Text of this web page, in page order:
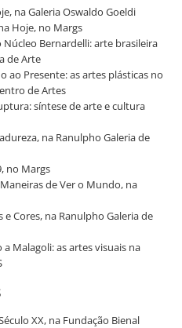
na Galeria Oswaldo Goeldi
Hoje, no Margs
Núcleo Bernardelli: arte brasileira
de Arte
ao Presente: as artes plásticas no
de Artes
síntese de arte e cultura
na Ranulpho Galeria de
no Margs
de Ver o Mundo, na
e Cores, na Ranulpho Galeria de
a Malagoli: as artes visuais na
XX, na Fundação Bienal